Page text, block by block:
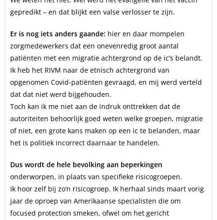
gepredikt – en dat blijkt een valse verlosser te zijn.
Er is nog iets anders gaande: hier en daar mompelen
zorgmedewerkers dat een onevenredig groot aantal
patiënten met een migratie achtergrond op de ic’s belandt.
Ik heb het RIVM naar de etnisch achtergrond van
opgenomen Covid-patiënten gevraagd, en mij werd verteld
dat dat niet werd bijgehouden.
Toch kan ik me niet aan de indruk onttrekken dat de
autoriteiten behoorlijk goed weten welke groepen, migratie
of niet, een grote kans maken op een ic te belanden, maar
het is politiek incorrect daarnaar te handelen.
Dus wordt de hele bevolking aan beperkingen
onderworpen, in plaats van specifieke risicogroepen.
Ik hoor zelf bij zo’n risicogroep. Ik herhaal sinds maart vorig
jaar de oproep van Amerikaanse specialisten die om
focused protection smeken, ofwel om het gericht